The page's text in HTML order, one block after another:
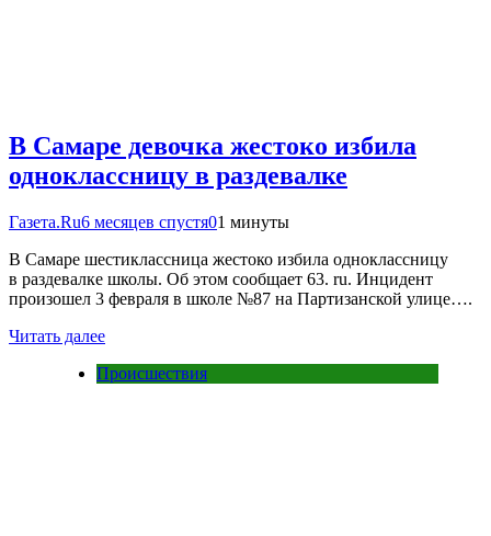
В Самаре девочка жестоко избила
одноклассницу в раздевалке
Газета.Ru6 месяцев спустя01 минуты
В Самаре шестиклассница жестоко избила одноклассницу
в раздевалке школы. Об этом сообщает 63. ru. Инцидент
произошел 3 февраля в школе №87 на Партизанской улице….
Читать далее
Происшествия